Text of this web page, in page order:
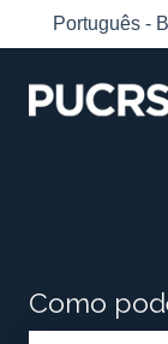
Português -
Como